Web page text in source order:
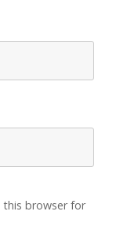
this browser for